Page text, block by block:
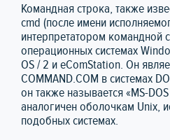
Командная строка, также
cmd (после имени
интерпретатором командной
операционных системах
OS / 2 и eComStation. Он
COMMAND.COM в системах
он также называется «MS-
аналогичен оболочкам Unix,
подобных системах.